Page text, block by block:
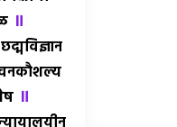
॥
छद्मविज्ञान
॥